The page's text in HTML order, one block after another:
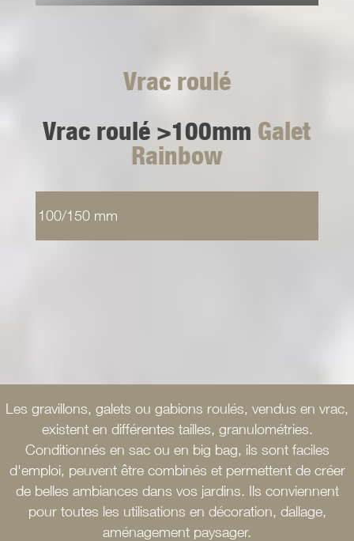
Vrac roulé
Vrac roulé >100mm Galet
Rainbow
100/150 mm
Les gravillons, galets ou gabions roulés, vendus en vrac,
existent en différentes tailles, granulométries.
Conditionnés en sac ou en big bag, ils sont faciles
d'emploi, peuvent être combinés et permettent de créer
de belles ambiances dans vos jardins. Ils conviennent
pour toutes les utilisations en décoration, dallage,
aménagement paysager.